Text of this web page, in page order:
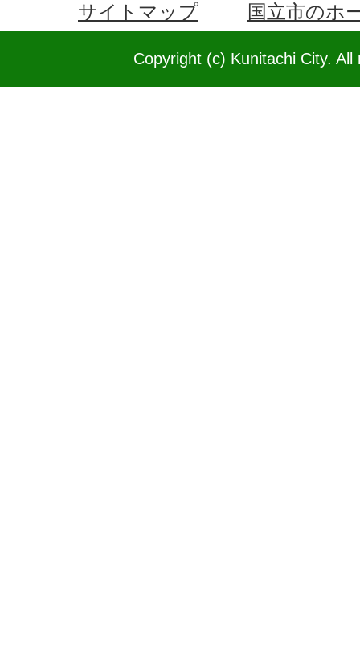
サイトマップ 国立市のホ
Copyright (c) Kunitachi City.